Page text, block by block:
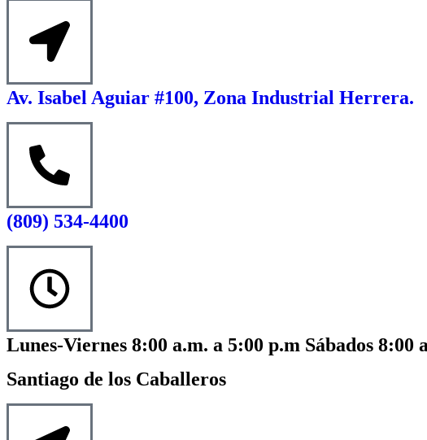
Av. Isabel Aguiar #100, Zona Industrial Herrera.
(809) 534-4400
Lunes-Viernes 8:00 a.m. a 5:00 p.m Sábados 8:00
Santiago de los Caballeros